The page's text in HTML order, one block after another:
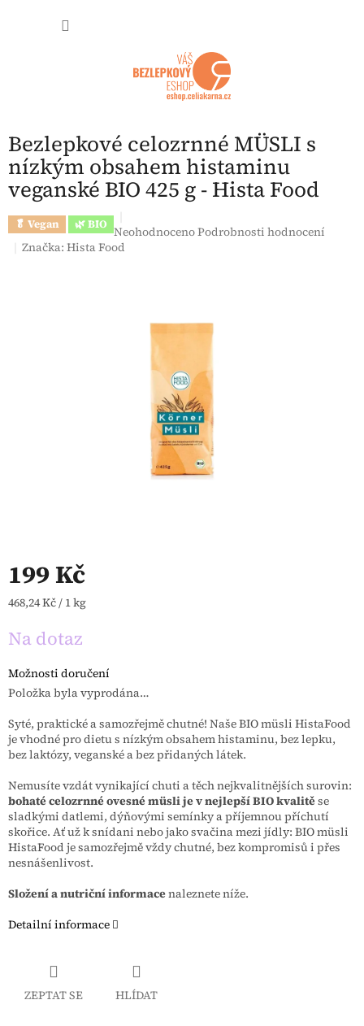
Bezlepkové celozrnné MÜSLI s
nízkým obsahem histaminu
veganské BIO 425 g - Hista Food
🥬 Vegan 🌿 BIO Průměrné hodnocení produktu je 0,0 z 5
NeohodnocenoPodrobnosti hodnocení
Značka:Hista Food
199 Kč
Měrná cena:
468,24 Kč / 1 kg
Na dotaz
Možnosti doručení
Položka byla vyprodána…
Syté, praktické a samozřejmě chutné! Naše BIO müsli HistaFood
je vhodné pro dietu s nízkým obsahem histaminu, bez lepku,
bez laktózy, veganské a bez přidaných látek.
Nemusíte vzdát vynikající chuti a těch nejkvalitnějších surovin:
bohaté celozrnné ovesné müsli je v nejlepší BIO kvalitěse
sladkými datlemi, dýňovými semínky a příjemnou příchutí
skořice. Ať už k snídani nebo jako svačina mezi jídly: BIO müsli
HistaFood je samozřejmě vždy chutné, bez kompromisů i přes
nesnášenlivost.
Složení a nutriční informacenaleznete níže.
Detailní informace
ZEPTAT SE HLÍDAT